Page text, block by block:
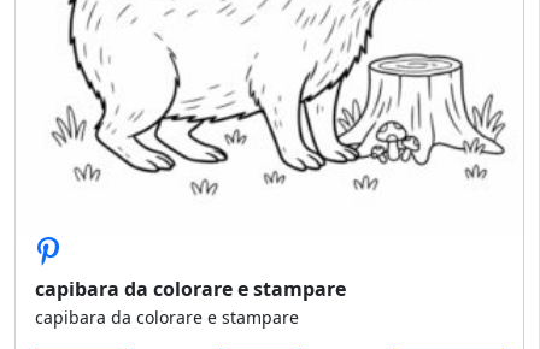
capibara da colorare e stampare
capibara da colorare e stampare